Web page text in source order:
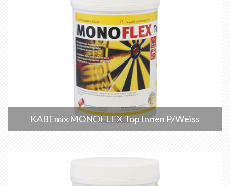
KABEmix MONOFLEX Top Innen P/Weiss